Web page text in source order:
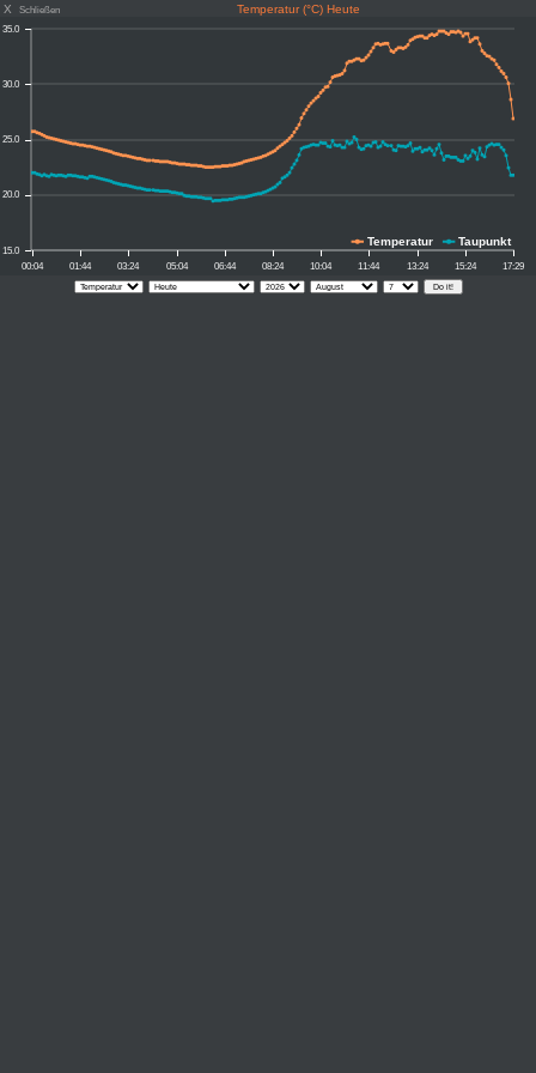
X Schließen Temperatur (°C) Heute